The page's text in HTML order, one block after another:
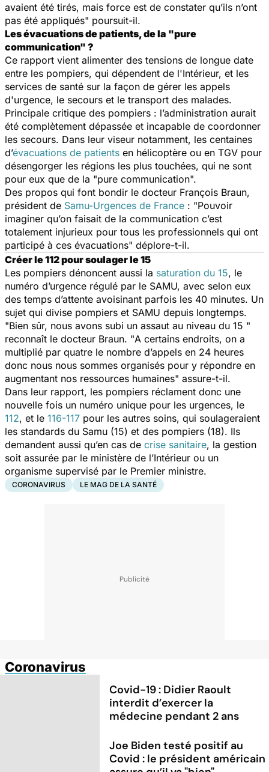
avaient été tirés, mais force est de constater qu’ils n’ont
pas été appliqués" poursuit-il.
Les évacuations de patients, de la "pure
communication" ?
Ce rapport vient alimenter des tensions de longue date
entre les pompiers, qui dépendent de l'Intérieur, et les
services de santé sur la façon de gérer les appels
d'urgence, le secours et le transport des malades.
Principale critique des pompiers : l’administration aurait
été complètement dépassée et incapable de coordonner
les secours. Dans leur viseur notamment, les centaines
d’évacuations de patients en hélicoptère ou en TGV pour
désengorger les régions les plus touchées, qui ne sont
pour eux que de la "pure communication".
Des propos qui font bondir le docteur François Braun,
président de Samu-Urgences de France : "Pouvoir
imaginer qu’on faisait de la communication c’est
totalement injurieux pour tous les professionnels qui ont
participé à ces évacuations" déplore-t-il.
Créer le 112 pour soulager le 15
Les pompiers dénoncent aussi la saturation du 15, le
numéro d’urgence régulé par le SAMU, avec selon eux
des temps d’attente avoisinant parfois les 40 minutes. Un
sujet qui divise pompiers et SAMU depuis longtemps.
"Bien sûr, nous avons subi un assaut au niveau du 15 "
reconnaît le docteur Braun. "A certains endroits, on a
multiplié par quatre le nombre d’appels en 24 heures
donc nous nous sommes organisés pour y répondre en
augmentant nos ressources humaines" assure-t-il.
Dans leur rapport, les pompiers réclament donc une
nouvelle fois un numéro unique pour les urgences, le
112, et le 116-117 pour les autres soins, qui soulageraient
les standards du Samu (15) et des pompiers (18). Ils
demandent aussi qu’en cas de crise sanitaire, la gestion
soit assurée par le ministère de l’Intérieur ou un
organisme supervisé par le Premier ministre.
CORONAVIRUS LE MAG DE LA SANTÉ
Coronavirus
Covid-19 : Didier Raoult
interdit d’exercer la
médecine pendant 2 ans
Joe Biden testé positif au
Covid : le président américain